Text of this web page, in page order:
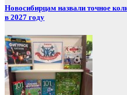
Новосибирцам назвали точное
в 2027 году